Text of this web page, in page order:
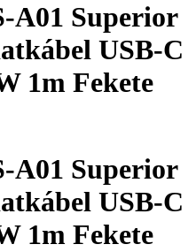
A01 Superior
USB-C
1m Fekete
A01 Superior
USB-C
1m Fekete